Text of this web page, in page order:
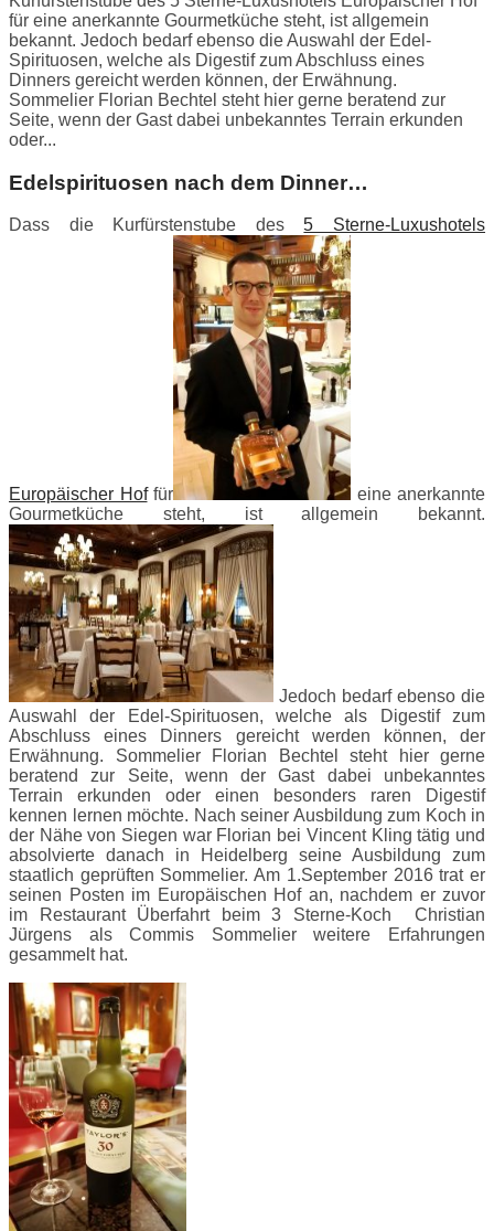
für eine anerkannte Gourmetküche steht, ist allgemein
bekannt. Jedoch bedarf ebenso die Auswahl der Edel-
Spirituosen, welche als Digestif zum Abschluss eines
Dinners gereicht werden können, der Erwähnung.
Sommelier Florian Bechtel steht hier gerne beratend zur
Seite, wenn der Gast dabei unbekanntes Terrain erkunden
oder...
Edelspirituosen nach dem Dinner…
Dass die Kurfürstenstube des5 Sterne-Luxushotels
Europäischer Hoffür
eine anerkannte
Gourmetküche steht, ist allgemein bekannt.
Jedoch bedarf ebenso die
Auswahl der Edel-Spirituosen, welche als Digestif zum
Abschluss eines Dinners gereicht werden können, der
Erwähnung. Sommelier Florian Bechtel steht hier gerne
beratend zur Seite, wenn der Gast dabei unbekanntes
Terrain erkunden oder einen besonders raren Digestif
kennen lernen möchte. Nach seiner Ausbildung zum Koch in
der Nähe von Siegen war Florian bei Vincent Kling tätig und
absolvierte danach in Heidelberg seine Ausbildung zum
staatlich geprüften Sommelier. Am 1.September 2016 trat er
seinen Posten im Europäischen Hof an, nachdem er zuvor
im Restaurant Überfahrt beim 3 Sterne-Koch Christian
Jürgens als Commis Sommelier weitere Erfahrungen
gesammelt hat.